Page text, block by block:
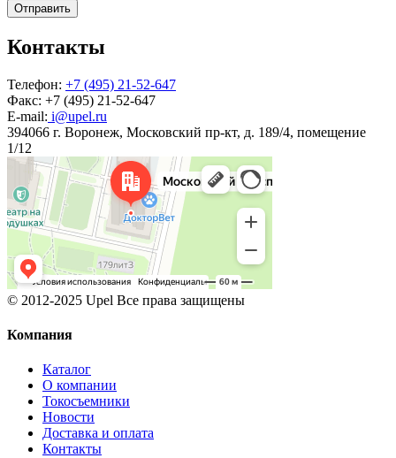
Отправить
Контакты
Телефон: +7 (495) 21-52-647
Факс: +7 (495) 21-52-647
E-mail: i@upel.ru
394066 г. Воронеж, Московский пр-кт, д. 189/4, помещение
1/12
© 2012-2025 Upel Все права защищены
Компания
Каталог
О компании
Токосъемники
Новости
Доставка и оплата
Контакты